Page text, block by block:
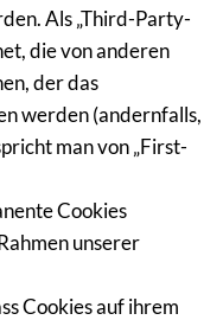
Als „Third-Party-
die von anderen
der das
werden (andernfalls,
man von „First-
Cookies
unserer
Cookies auf ihrem